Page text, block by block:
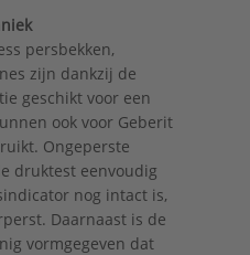
persbekken,
zijn dankzij de
geschikt voor een
ook voor Geberit
Ongeperste
druktest eenvoudig
nog intact is,
Daarnaast is de
vormgegeven dat